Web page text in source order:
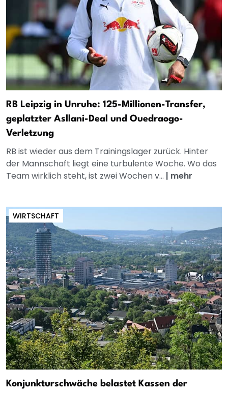
RB Leipzig in Unruhe: 125-Millionen-Transfer,
geplatzter Asllani-Deal und Ouedraogo-
Verletzung
RB ist wieder aus dem Trainingslager zurück. Hinter
der Mannschaft liegt eine turbulente Woche. Wo das
Team wirklich steht, ist zwei Wochen v... | mehr
WIRTSCHAFT
Konjunkturschwäche belastet Kassen der